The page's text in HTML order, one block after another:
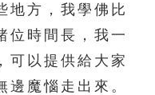
地方，我學佛比
位時間長，我一
可以提供給大家
邊魔惱走出來。